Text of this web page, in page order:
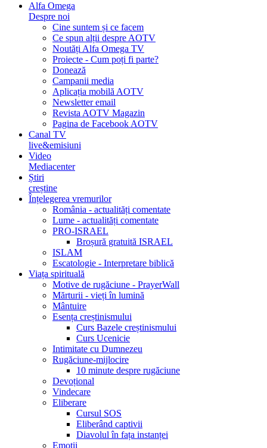
Alfa Omega
Despre noi
Cine suntem și ce facem
Ce spun alții despre AOTV
Noutăți Alfa Omega TV
Proiecte - Cum poți fi parte?
Donează
Campanii media
Aplicația mobilă AOTV
Newsletter email
Revista AOTV Magazin
Pagina de Facebook AOTV
Canal TV
live&emisiuni
Video
Mediacenter
Știri
creștine
Înțelegerea vremurilor
România - actualități comentate
Lume - actualități comentate
PRO-ISRAEL
Broșură gratuită ISRAEL
ISLAM
Escatologie - Interpretare biblică
Viața spirituală
Motive de rugăciune - PrayerWall
Mărturii - vieți în lumină
Mântuire
Esența creștinismului
Curs Bazele creștinismului
Curs Ucenicie
Intimitate cu Dumnezeu
Rugăciune-mijlocire
10 minute despre rugăciune
Devoțional
Vindecare
Eliberare
Cursul SOS
Eliberând captivii
Diavolul în fața instanței
Emoții